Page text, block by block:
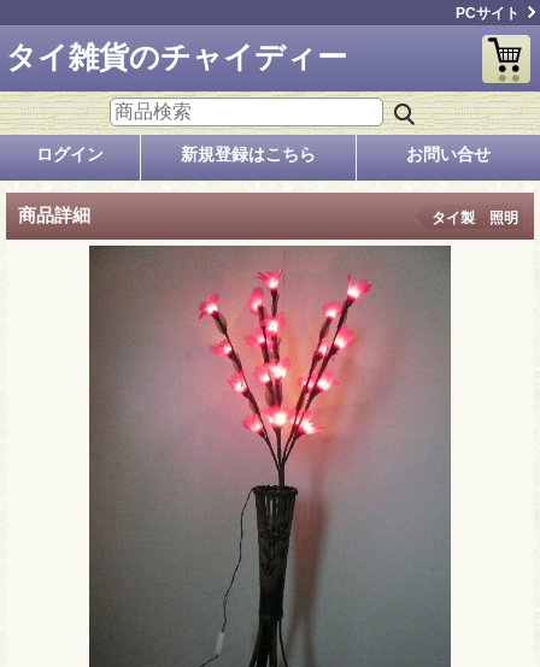
PCサイト
タイ雑貨のチャイディー
ログイン 新規登録はこちら お問い合せ
商品詳細 タイ製 照明